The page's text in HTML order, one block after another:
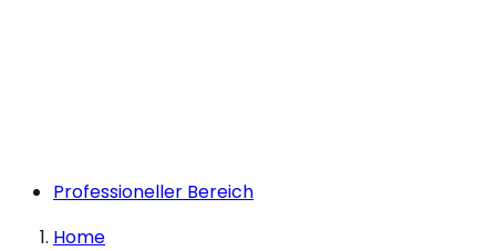
Professioneller Bereich
Home